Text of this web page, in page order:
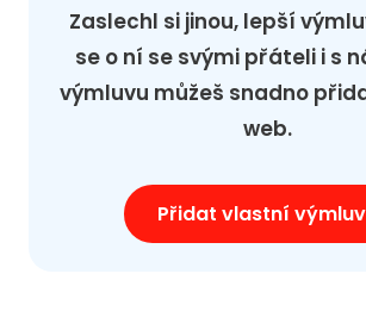
Zaslechl si jinou, lepší
se o ní se svými přáteli i s
výmluvu můžeš snadno
web.
Přidat vlastní